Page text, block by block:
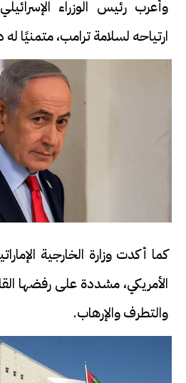
وأعرب رئيس الوزراء
ارتياحه لسلامة ترامب، متمنيًا
كما أكدت وزارة الخارجية
الأمريكي، مشددة على رفضها
والتطرف والإرهاب.